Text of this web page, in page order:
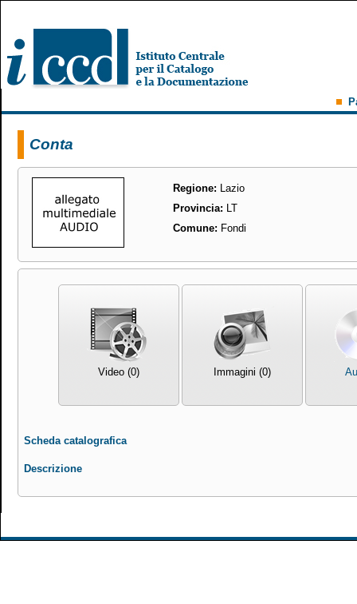
Conta
Regione: Lazio
Provincia: LT
Comune: Fondi
Video (0) Immagini (0)
Scheda catalografica
Descrizione